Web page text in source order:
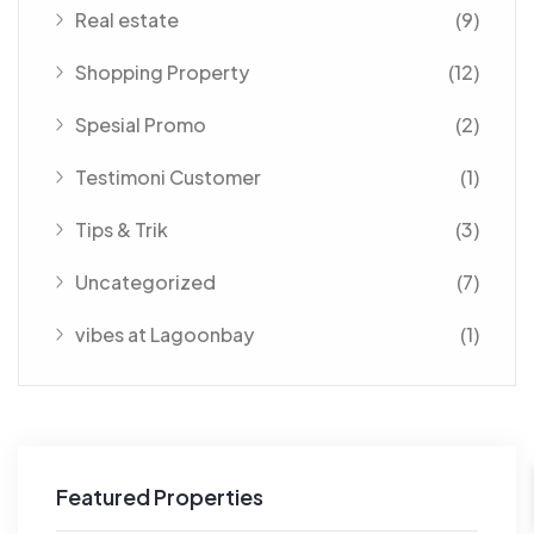
Real estate (9)
Shopping Property (12)
Spesial Promo (2)
Testimoni Customer (1)
Tips & Trik (3)
Uncategorized (7)
vibes at Lagoonbay (1)
Featured Properties